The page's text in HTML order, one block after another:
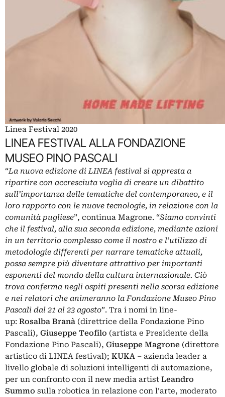
Linea Festival 2020
LINEA FESTIVAL ALLA FONDAZIONE
MUSEO PINO PASCALI
“La nuova edizione di LINEA festival si appresta a
ripartire con accresciuta voglia di creare un dibattito
sull’importanza delle tematiche del contemporaneo, e il
loro rapporto con le nuove tecnologie, in relazione con la
comunità pugliese”, continua Magrone. “Siamo convinti
che il festival, alla sua seconda edizione, mediante azioni
in un territorio complesso come il nostro e l’utilizzo di
metodologie differenti per narrare tematiche attuali,
possa sempre più diventare attrattivo per importanti
esponenti del mondo della cultura internazionale. Ciò
trova conferma negli ospiti presenti nella scorsa edizione
e nei relatori che animeranno la Fondazione Museo Pino
Pascali dal 21 al 23 agosto”. Tra i nomi in line-
up: Rosalba Branà (direttrice della Fondazione Pino
Pascali), Giuseppe Teofilo (artista e Presidente della
Fondazione Pino Pascali), Giuseppe Magrone (direttore
artistico di LINEA festival); KUKA – azienda leader a
livello globale di soluzioni intelligenti di automazione,
per un confronto con il new media artist Leandro
Summo sulla robotica in relazione con l’arte, moderato